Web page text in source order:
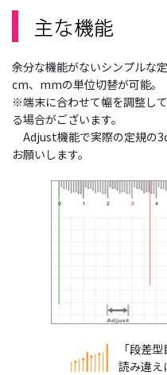
余分な機能がないシンプルな
cm、mmの単位切替が可能。
※端末に合わせて幅を調整し
る場合がございます。
Adjust機能で実際の定規の
お願いします。
「段差
読み違え